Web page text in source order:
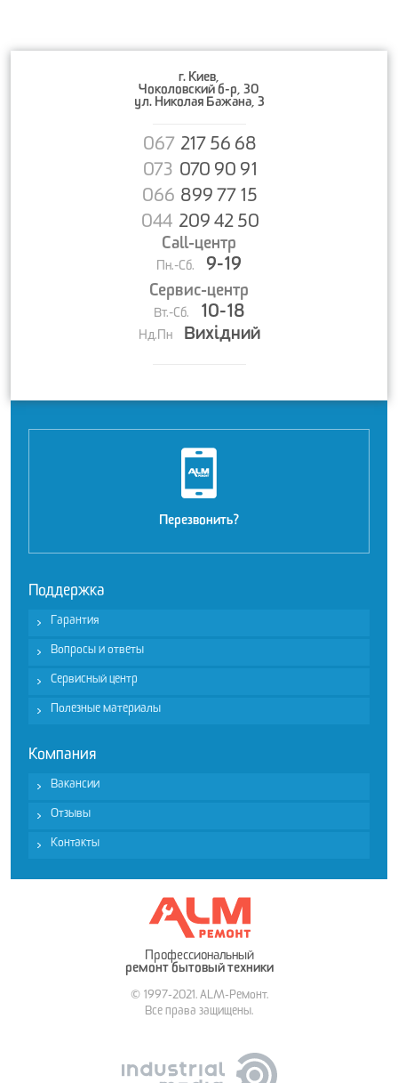
г. Киев,
Чоколовский б-р, 30
ул. Николая Бажана, 3
067 217 56 68
073 070 90 91
066 899 77 15
044 209 42 50
Call-центр
Пн.-Сб. 9-19
Сервис-центр
Вт.-Сб. 10-18
Нд.Пн Вихідний
Перезвонить?
Поддержка
Гарантия
Вопросы и ответы
Сервисный центр
Полезные материалы
Компания
Вакансии
Отзывы
Контакты
Профессиональный
ремонт бытовый техники
© 1997-2021. ALM-Ремонт.
Все права защищены.